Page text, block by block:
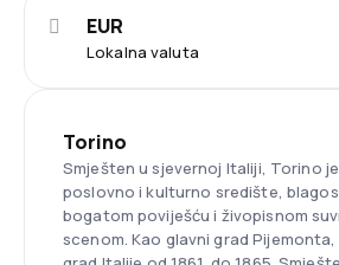
Lokalna valuta
EUR
Torino
Smješten u sjevernoj Italiji, Torino
poslovno i kulturno središte,
bogatom poviješću i živopisnom
scenom. Kao glavni grad